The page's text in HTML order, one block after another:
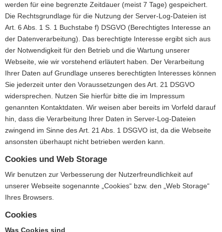
werden für eine begrenzte Zeitdauer (meist 7 Tage) gespeichert.
Die Rechtsgrundlage für die Nutzung der Server-Log-Dateien ist
Art. 6 Abs. 1 S. 1 Buchstabe f) DSGVO (Berechtigtes Interesse an
der Datenverarbeitung). Das berechtigte Interesse ergibt sich aus
der Notwendigkeit für den Betrieb und die Wartung unserer
Webseite, wie wir vorstehend erläutert haben. Der Verarbeitung
Ihrer Daten auf Grundlage unseres berechtigten Interesses können
Sie jederzeit unter den Voraussetzungen des Art. 21 DSGVO
widersprechen. Nutzen Sie hierfür bitte die im Impressum
genannten Kontaktdaten. Wir weisen aber bereits im Vorfeld darauf
hin, dass die Verarbeitung Ihrer Daten in Server-Log-Dateien
zwingend im Sinne des Art. 21 Abs. 1 DSGVO ist, da die Webseite
ansonsten überhaupt nicht betrieben werden kann.
Cookies und Web Storage
Wir benutzen zur Verbesserung der Nutzerfreundlichkeit auf
unserer Webseite sogenannte „Cookies“ bzw. den „Web Storage“
Ihres Browsers.
Cookies
Was Cookies sind